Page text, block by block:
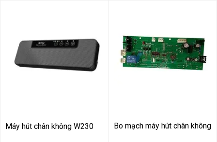
Máy hút chân không W230 Bo mạch máy hút chân không